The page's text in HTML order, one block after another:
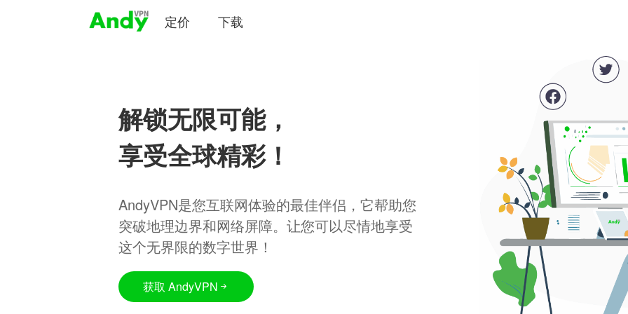
定价 下载
解锁无限可能，
享受全球精彩！
AndyVPN是您互联网体验的最佳伴侣，它帮助您
突破地理边界和网络屏障。让您可以尽情地享受
这个无界限的数字世界！
获取 AndyVPN